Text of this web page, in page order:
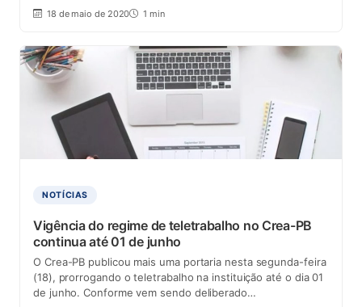
18 de maio de 2020 1 min
NOTÍCIAS
Vigência do regime de teletrabalho no Crea-PB
continua até 01 de junho
O Crea-PB publicou mais uma portaria nesta segunda-feira
(18), prorrogando o teletrabalho na instituição até o dia 01
de junho. Conforme vem sendo deliberado…